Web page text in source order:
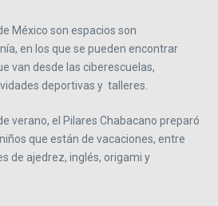
México son espacios son
en los que se pueden encontrar
van desde las ciberescuelas,
deportivas y talleres.
verano, el Pilares Chabacano preparó
que están de vacaciones, entre
de ajedrez, inglés, origami y